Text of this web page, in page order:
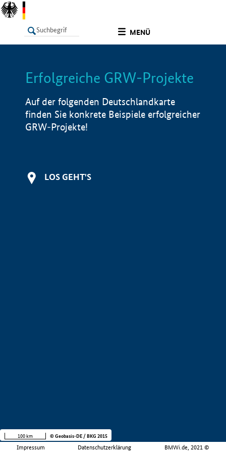
MENÜ
LISTE Info
Erfolgreiche GRW-Projekte
Auf der folgenden Deutschlandkarte
finden Sie konkrete Beispiele erfolgreicher
GRW-Projekte!
LOS GEHT'S
Impressum Datenschutzerklärung BMWi.de, 2021 ©
100 km © Geobasis-DE / BKG 2015